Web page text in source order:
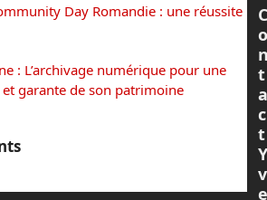
Day Romandie : une réussite
: L’archivage numérique pour une
garante de son patrimoine
t
c
t
v